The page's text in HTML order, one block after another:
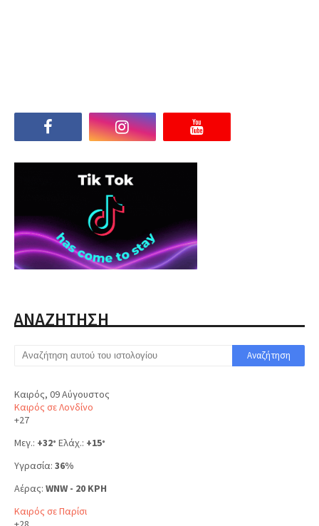
ΑΝΑΖΗΤΗΣΗ
Καιρός, 09 Αύγουστος
Καιρός σε Λονδίνο
+27
Μεγ.: +32° Ελάχ.: +15°
Υγρασία: 36%
Αέρας: WNW - 20 KPH
Καιρός σε Παρίσι